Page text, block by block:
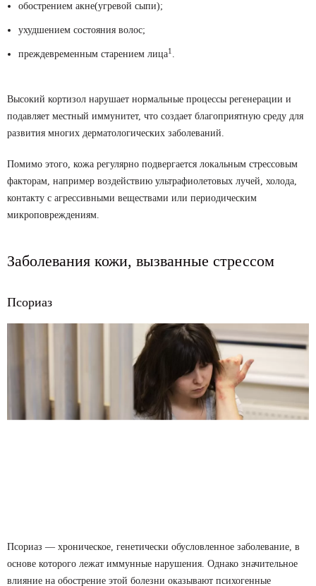
обострением акне(угревой сыпи);
ухудшением состояния волос;
преждевременным старением лица1 .
Высокий кортизол нарушает нормальные процессы регенерации и
подавляет местный иммунитет, что создает благоприятную среду для
развития многих дерматологических заболеваний.
Помимо этого, кожа регулярно подвергается локальным стрессовым
факторам, например воздействию ультрафиолетовых лучей, холода,
контакту с агрессивными веществами или периодическим
микроповреждениям.
Заболевания кожи, вызванные стрессом
Псориаз
Псориаз — хроническое, генетически обусловленное заболевание, в
основе которого лежат иммунные нарушения. Однако значительное
влияние на обострение этой болезни оказывают психогенные